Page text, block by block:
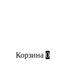
Корзина 0